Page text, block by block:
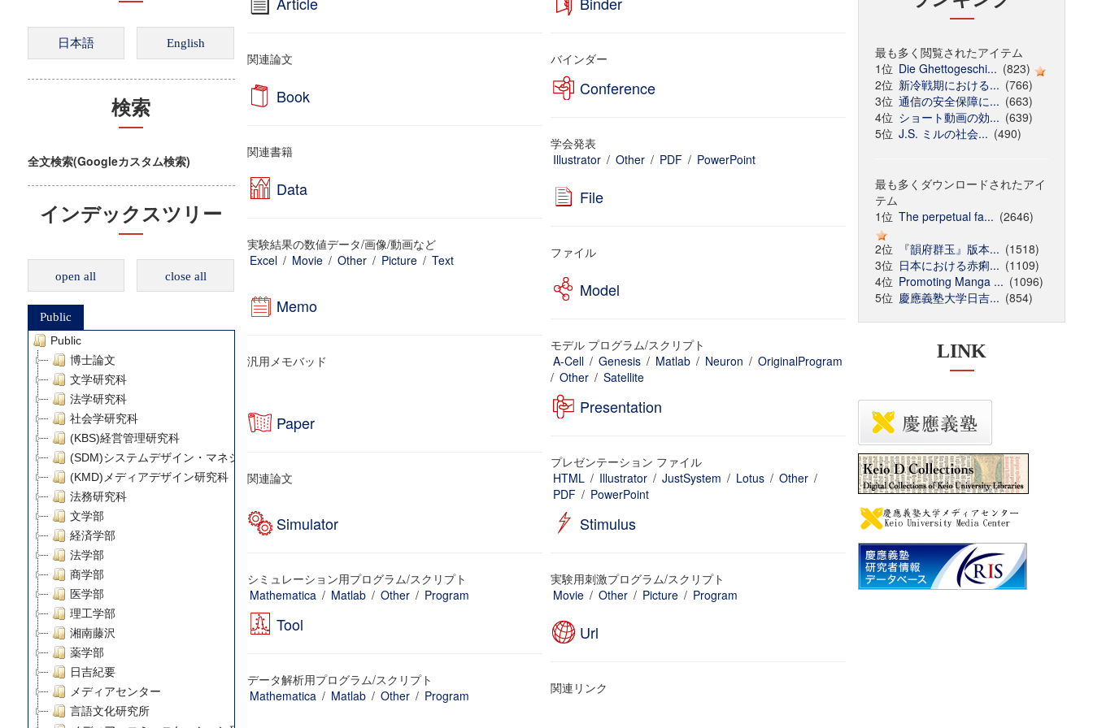
検索
全文検索(Googleカスタム検索)
インデックスツリー
open all close all
Public
Public
博士論文
文学研究科
法学研究科
社会学研究科
(KBS)経営管理研究科
(SDM)システムデザイン・マネジメント研究科
(KMD)メディアデザイン研究科
法務研究科
文学部
経済学部
法学部
商学部
医学部
理工学部
湘南藤沢
薬学部
日吉紀要
メディアセンター
言語文化研究所
関連論文 バインダー
Book
関連書籍
Conference
学会発表
Illustrator / Other / PDF / PowerPoint
Data
実験結果の数値データ/画像/動画など
Excel / Movie / Other / Picture / Text
File
ファイル
Memo
汎用メモバッド
Model
モデル プログラム/スクリプト
A-Cell / Genesis / Matlab / Neuron / OriginalProgram
/ Other / Satellite
Paper
関連論文
Presentation
プレゼンテーション ファイル
HTML / Illustrator / JustSystem / Lotus / Other /
PDF / PowerPoint
Simulator
シミュレーション用プログラム/スクリプト
Mathematica / Matlab / Other / Program
Stimulus
実験用刺激プログラム/スクリプト
Movie / Other / Picture / Program
Tool
データ解析用プログラム/スクリプト
Mathematica / Matlab / Other / Program
Url
関連リンク
最も多く閲覧されたアイテム
1位 Die Ghettogeschi... (823)
2位 新冷戦期における... (766)
3位 通信の安全保障に... (663)
4位 ショート動画の効... (639)
5位 J.S. ミルの社会... (490)
最も多くダウンロードされたアイ
テム
1位 The perpetual fa... (2646)
2位
『韻府群玉』版本... (1518)
3位 日本における赤痢... (1109)
4位 Promoting Manga ... (1096)
5位 慶應義塾大学日吉... (854)
LINK